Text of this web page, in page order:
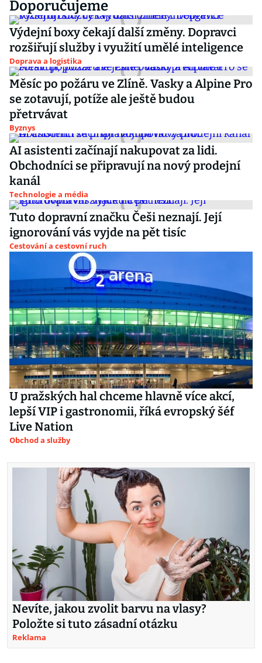
Doporučujeme
Výdejní boxy čekají další změny. Dopravci
rozšiřují služby i využití umělé inteligence
Doprava a logistika
Měsíc po požáru ve Zlíně. Vasky a Alpine Pro
se zotavují, potíže ale ještě budou
přetrvávat
Byznys
AI asistenti začínají nakupovat za lidi.
Obchodníci se připravují na nový prodejní
kanál
Technologie a média
Tuto dopravní značku Češi neznají. Její
ignorování vás vyjde na pět tisíc
Cestování a cestovní ruch
U pražských hal chceme hlavně více akcí,
lepší VIP i gastronomii, říká evropský šéf
Live Nation
Obchod a služby
Nevíte, jakou zvolit barvu na vlasy?
Položte si tuto zásadní otázku
Reklama